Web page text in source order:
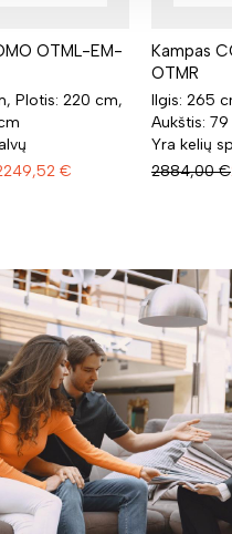
OTML-EM-
Plotis: 220 cm,
€
Kampas
OTMR
Ilgis: 265
Aukštis:
Yra kelių
2884,00 €